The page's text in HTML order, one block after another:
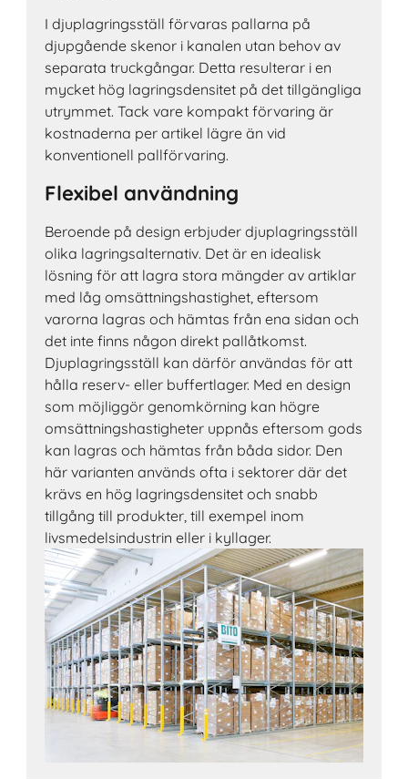
I djuplagringsställ förvaras pallarna på
djupgående skenor i kanalen utan behov av
separata truckgångar. Detta resulterar i en
mycket hög lagringsdensitet på det tillgängliga
utrymmet. Tack vare kompakt förvaring är
kostnaderna per artikel lägre än vid
konventionell pallförvaring.
Flexibel användning
Beroende på design erbjuder djuplagringsställ
olika lagringsalternativ. Det är en idealisk
lösning för att lagra stora mängder av artiklar
med låg omsättningshastighet, eftersom
varorna lagras och hämtas från ena sidan och
det inte finns någon direkt pallåtkomst.
Djuplagringsställ kan därför användas för att
hålla reserv- eller buffertlager. Med en design
som möjliggör genomkörning kan högre
omsättningshastigheter uppnås eftersom gods
kan lagras och hämtas från båda sidor. Den
här varianten används ofta i sektorer där det
krävs en hög lagringsdensitet och snabb
tillgång till produkter, till exempel inom
livsmedelsindustrin eller i kyllager.